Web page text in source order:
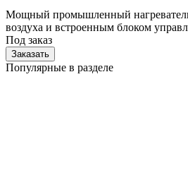
Мощный промышленный нагреватель
воздуха и встроенным блоком
Под заказ
Заказать
Популярные в разделе